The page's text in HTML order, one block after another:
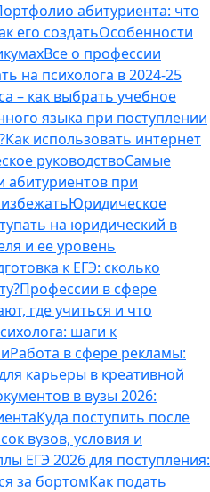
абитуриента: что
его создатьОсобенности
Все о профессии
на психолога в 2024-25
– как выбрать учебное
языка при поступлении
Как использовать интернет
руководствоСамые
при
Юридическое
на юридический в
и ее уровень
к ЕГЭ: сколько
Профессии в сфере
где учиться и что
шаги к
Работа в сфере рекламы:
карьеры в креативной
в вузы 2026:
Куда поступить после
вузов, условия и
ЕГЭ 2026 для поступления:
за бортомКак подать